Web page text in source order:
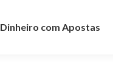
com Apostas